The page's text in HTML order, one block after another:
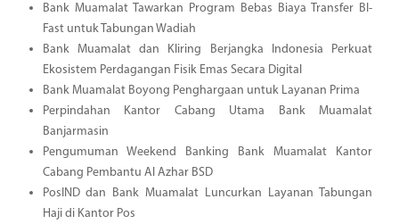
Bank Muamalat Tawarkan Program Bebas Biaya Transfer BI-
Fast untuk Tabungan Wadiah
Bank Muamalat dan Kliring Berjangka Indonesia Perkuat
Ekosistem Perdagangan Fisik Emas Secara Digital
Bank Muamalat Boyong Penghargaan untuk Layanan Prima
Perpindahan Kantor Cabang Utama Bank Muamalat
Banjarmasin
Pengumuman Weekend Banking Bank Muamalat Kantor
Cabang Pembantu Al Azhar BSD
PosIND dan Bank Muamalat Luncurkan Layanan Tabungan
Haji di Kantor Pos